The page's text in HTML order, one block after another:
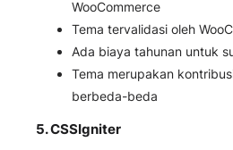
WooCommerce
Tema tervalidasi oleh
Ada biaya tahunan untuk
Tema merupakan
berbeda-beda
5.CSSIgniter